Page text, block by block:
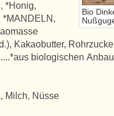
Bio
*Honig,
*MANDELN,
Kakaobutter,
biologischen Anbau
Milch, Nüsse